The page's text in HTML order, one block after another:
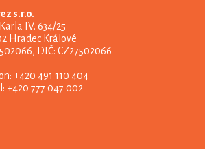
s.r.o.
IV. 634/25
Hradec Králové
DIČ: CZ27502066
+420 491 110 404
+420 777 047 002